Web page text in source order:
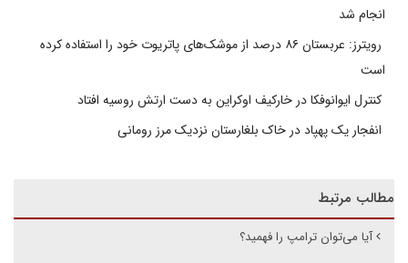
انجام شد
رویترز: عربستان ۸۶ درصد از موشک‌های پاتریوت خود را استفاده کرده
است
کنترل ایوانوفکا در خارکیف اوکراین به دست ارتش روسیه افتاد
انفجار یک پهپاد در خاک بلغارستان نزدیک مرز رومانی
مطالب مرتبط
آیا می‌توان ترامپ را فهمید؟